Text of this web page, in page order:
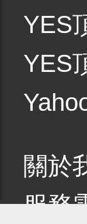
YES
YES
關於
服務